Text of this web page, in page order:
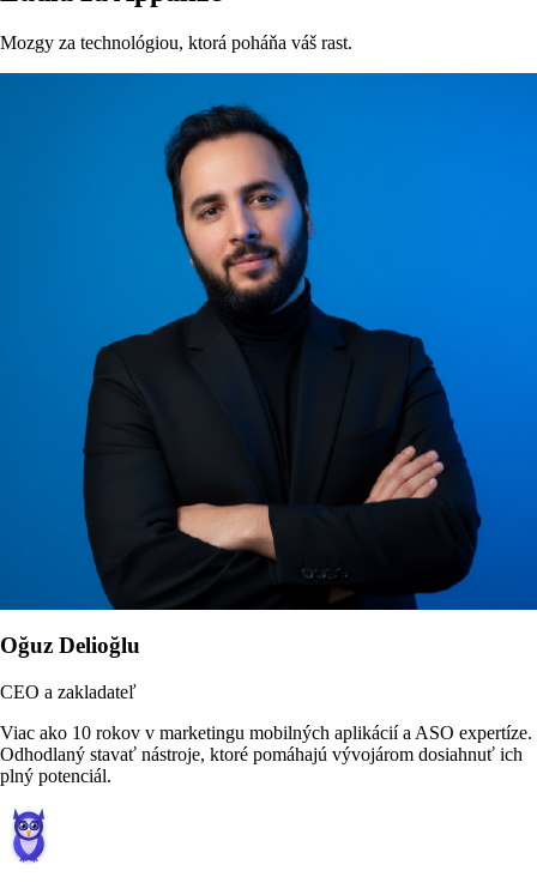
Mozgy za technológiou, ktorá poháňa váš rast.
Oğuz Delioğlu
CEO a zakladateľ
Viac ako 10 rokov v marketingu mobilných aplikácií a ASO expertíze.
Odhodlaný stavať nástroje, ktoré pomáhajú vývojárom dosiahnuť ich
plný potenciál.